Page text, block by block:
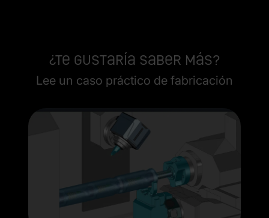
¿Te gustaría saber más?
Lee un caso práctico de fabricación